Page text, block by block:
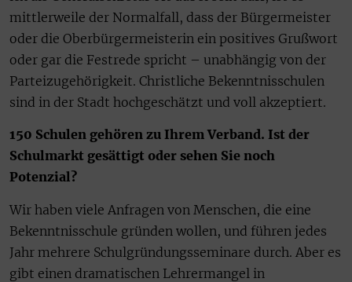
mittlerweile der Normalfall, dass der Bürgermeister
oder die Oberbürgermeisterin ein positives Grußwort
oder gar die Festrede spricht – unabhängig von der
Parteizugehörigkeit. Christliche Bekenntnisschulen
sind in der Stadt hochgeschätzt und voll akzeptiert.
150 Schulen gehören zu Ihrem Verband. Ist der
Schulmarkt gesättigt oder sehen Sie noch
Potenzial?
Wir haben viele Anfragen von Menschen, die eine
Bekenntnisschule gründen wollen, und führen jedes
Jahr mehrere Schulgründungsseminare durch. Aber es
gibt einen dramatischen Lehrermangel in